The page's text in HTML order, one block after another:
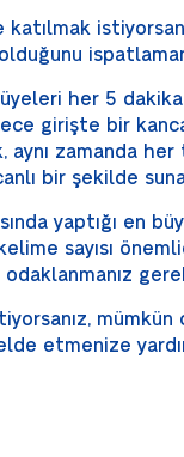
her 5
girişte bir
aynı zamanda
bir şekilde
yaptığı en
kelime sayısı
etmenize